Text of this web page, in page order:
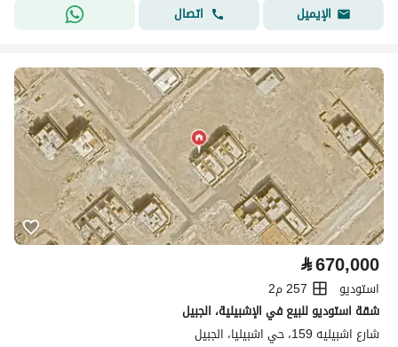
الإيميل
اتصال
⃁670,000
استوديو
257 م2
شقة استوديو للبيع في الإشبيلية، الجبيل
شارع اشبيليه 159، حي اشبيليا، الجبيل